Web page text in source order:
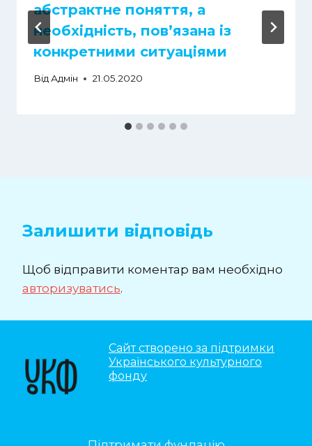
абстрактне поняття, а
необхідність, повʼязана із
конкретними ситуаціями
Від Адмін 21.05.2020
Залишити відповідь
Щоб відправити коментар вам необхідно
авторизуватись.
Сайт створено за підтримки
Українського культурного
фонду